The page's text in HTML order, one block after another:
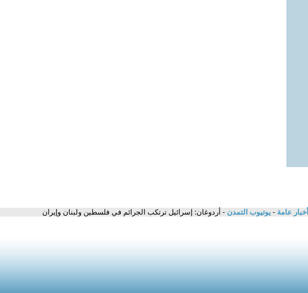
أخبار عامة - يوتيوب التمدن - أردوغان: إسرائيل ترتكب الجرائم في فلسطين ولبنان وإيران